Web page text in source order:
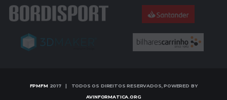
FPMFM2017 | TODOS OS DIREITOS RESERVADOS, POWERED BY
AVINFORMATICA.ORG